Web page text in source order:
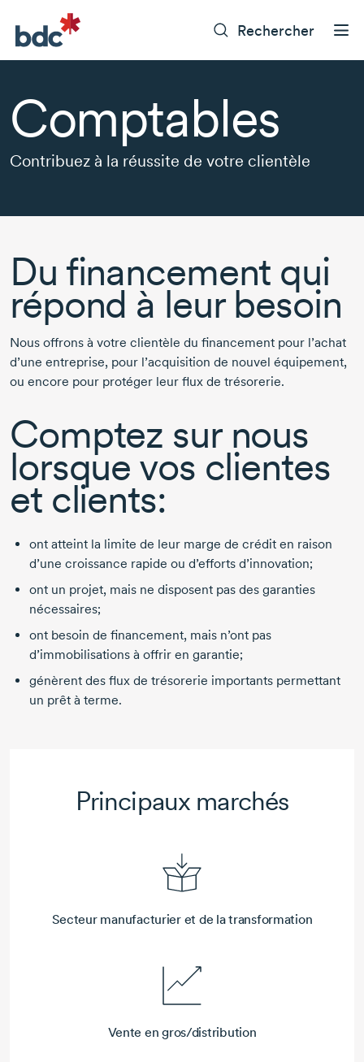
Rechercher
Comptables
Contribuez à la réussite de votre clientèle
Du financement qui
répond à leur besoin
Nous offrons à votre clientèle du financement pour l’achat
d’une entreprise, pour l’acquisition de nouvel équipement,
ou encore pour protéger leur flux de trésorerie.
Comptez sur nous
lorsque vos clientes
et clients:
ont atteint la limite de leur marge de crédit en raison
d’une croissance rapide ou d’efforts d’innovation;
ont un projet, mais ne disposent pas des garanties
nécessaires;
ont besoin de financement, mais n’ont pas
d’immobilisations à offrir en garantie;
génèrent des flux de trésorerie importants permettant
un prêt à terme.
Principaux marchés
Secteur manufacturier et de la transformation
Vente en gros/distribution